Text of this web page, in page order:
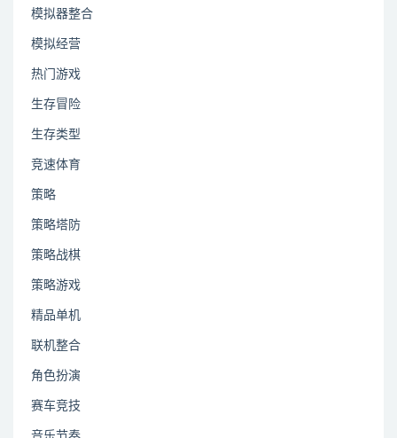
模拟器整合
模拟经营
热门游戏
生存冒险
生存类型
竞速体育
策略
策略塔防
策略战棋
策略游戏
精品单机
联机整合
角色扮演
赛车竞技